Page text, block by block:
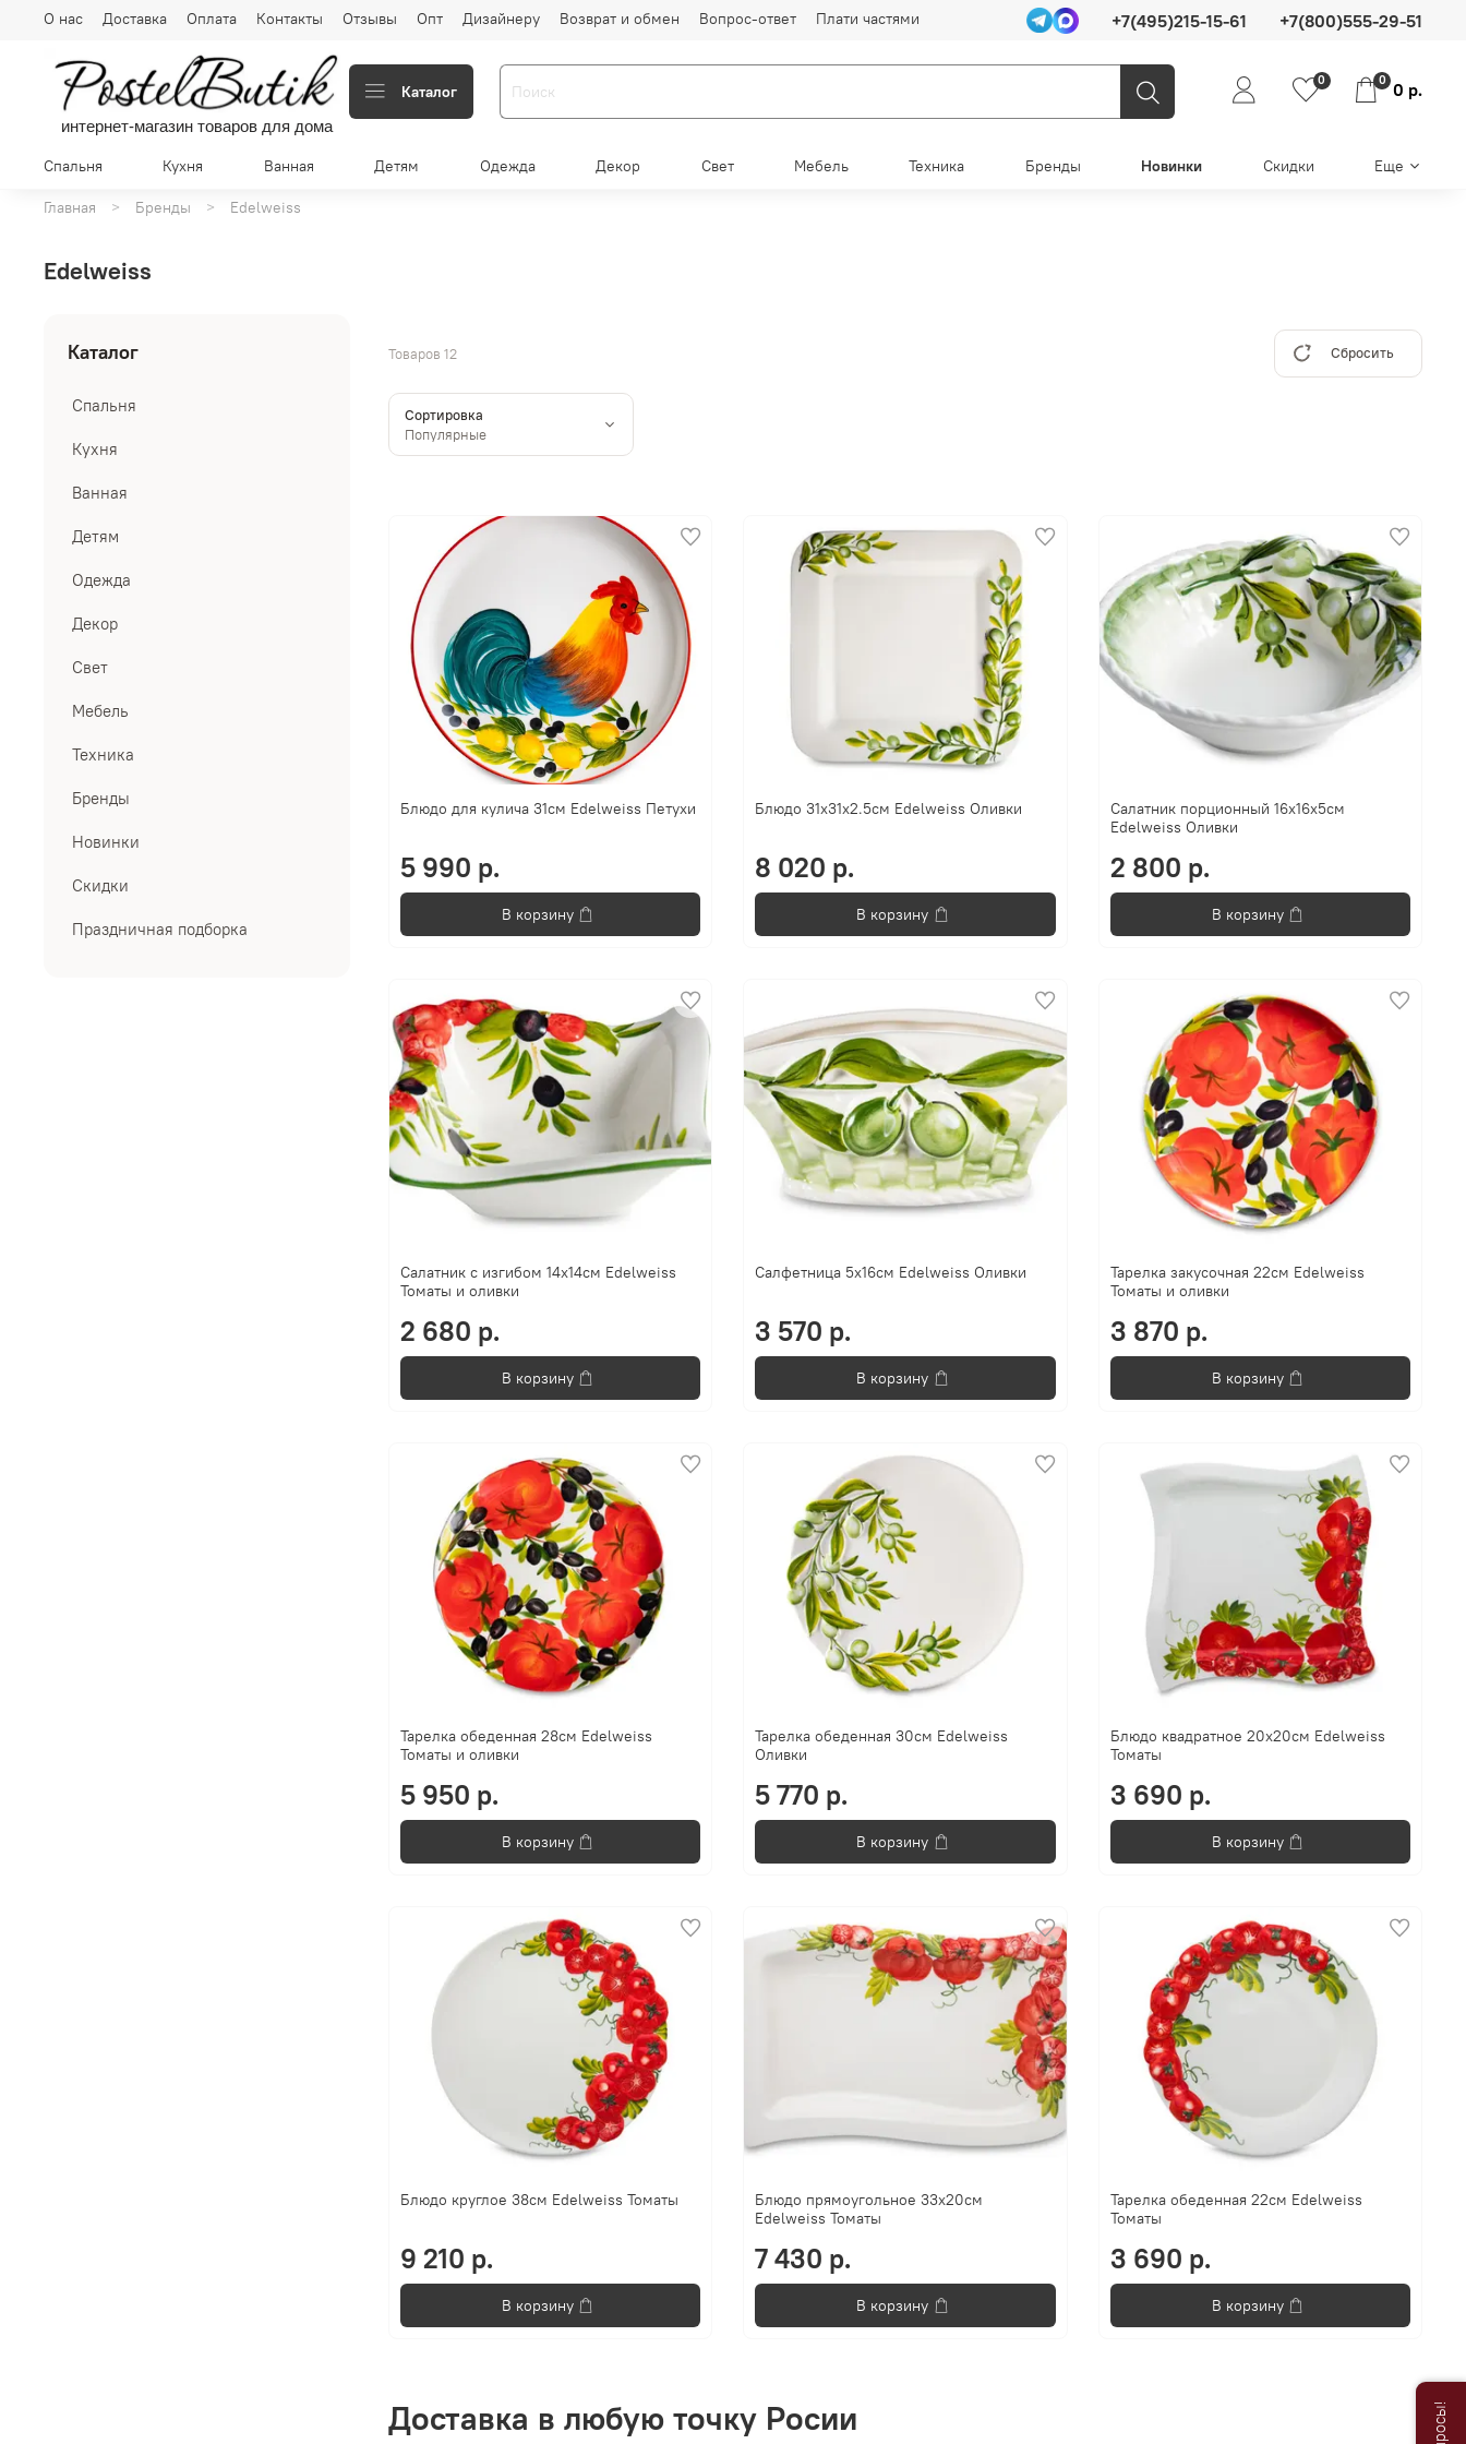
О нас Доставка Оплата Контакты Отзывы Опт Дизайнеру Возврат и обмен Вопрос-ответ Плати частями +7(495)215-15-61 +7(800)555-29-51
интернет-магазин товаров для дома
Каталог
0 0 0 р.
Спальня Кухня Ванная Детям Одежда Декор Свет Мебель Техника Бренды Новинки Скидки Еще
Главная Бренды Edelweiss
Edelweiss
Товаров 12 Сбросить
Сортировка
Блюдо для кулича 31см Edelweiss Петухи
5 990 р.
В корзину
Блюдо 31х31х2.5см Edelweiss Оливки
8 020 р.
В корзину
Салатник порционный 16х16х5см
Edelweiss Оливки
2 800 р.
В корзину
Салатник с изгибом 14х14см Edelweiss
Томаты и оливки
2 680 р.
В корзину
Салфетница 5х16см Edelweiss Оливки
3 570 р.
В корзину
Тарелка закусочная 22см Edelweiss
Томаты и оливки
3 870 р.
В корзину
Тарелка обеденная 28см Edelweiss
Томаты и оливки
5 950 р.
В корзину
Тарелка обеденная 30см Edelweiss
Оливки
5 770 р.
В корзину
Блюдо квадратное 20х20см Edelweiss
Томаты
3 690 р.
В корзину
Блюдо круглое 38см Edelweiss Томаты
9 210 р.
В корзину
Блюдо прямоугольное 33х20см
Edelweiss Томаты
7 430 р.
В корзину
Тарелка обеденная 22см Edelweiss
Томаты
3 690 р.
В корзину
Доставка в любую точку Росии
Каталог
Спальня
Кухня
Ванная
Детям
Одежда
Декор
Свет
Мебель
Техника
Бренды
Новинки
Скидки
Праздничная подборка